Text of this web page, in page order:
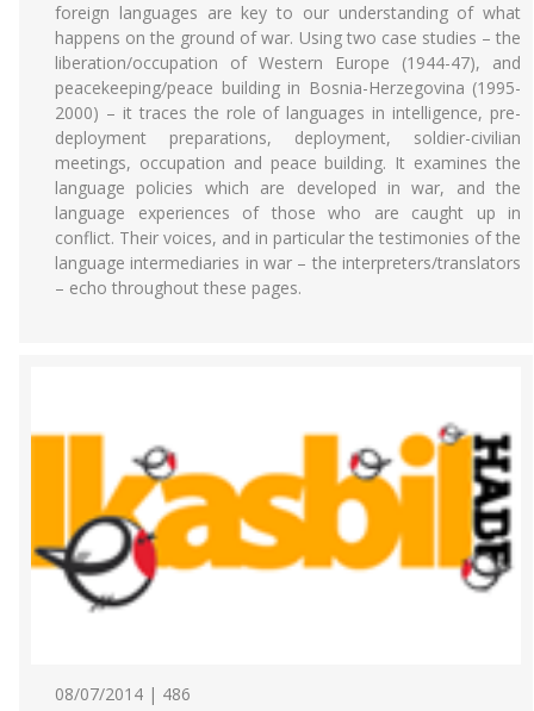
foreign languages are key to our understanding of what
happens on the ground of war. Using two case studies – the
liberation/occupation of Western Europe (1944-47), and
peacekeeping/peace building in Bosnia-Herzegovina (1995-
2000) – it traces the role of languages in intelligence, pre-
deployment preparations, deployment, soldier-civilian
meetings, occupation and peace building. It examines the
language policies which are developed in war, and the
language experiences of those who are caught up in
conflict. Their voices, and in particular the testimonies of the
language intermediaries in war – the interpreters/translators
– echo throughout these pages.
08/07/2014 | 486